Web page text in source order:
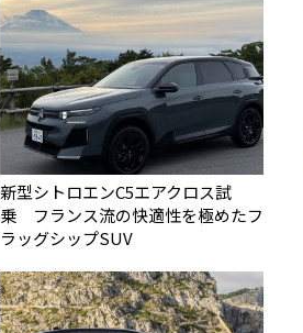
新型シトロエンC5エアクロス試
乗 フランス流の快適性を極めたフ
ラッグシップSUV